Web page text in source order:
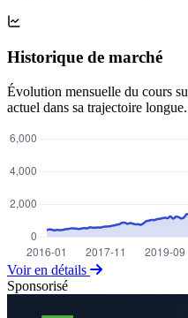
Historique de marché
Évolution mensuelle du cours
actuel dans sa trajectoire longue.
Voir en détails
Sponsorisé